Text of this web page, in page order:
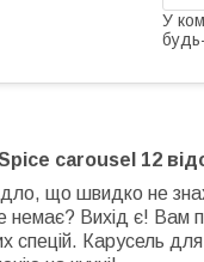
У
carousel 12
що швидко не
немає? Вихід є! Вам
спецій. Карусель